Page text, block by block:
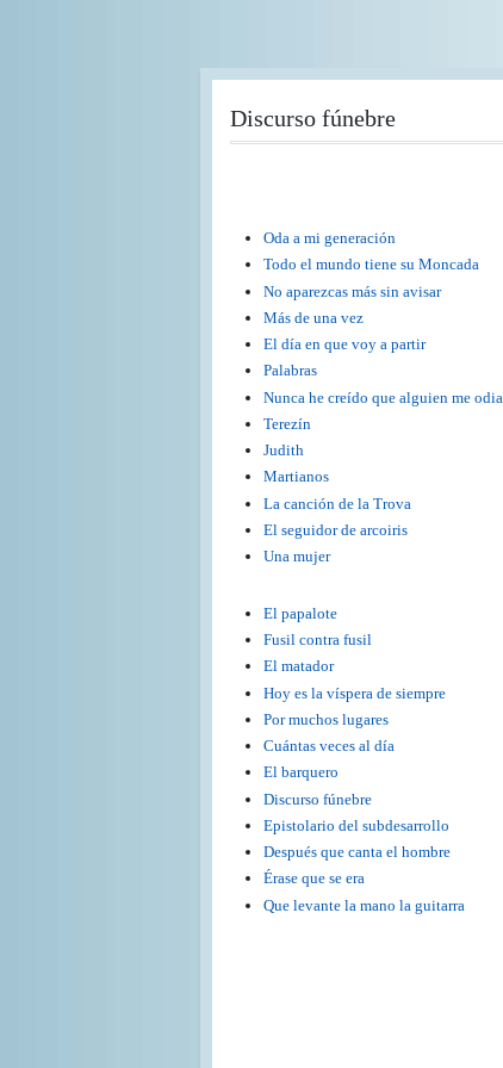
Discurso fúnebre
Oda a mi generación
Todo el mundo tiene su Moncada
No aparezcas más sin avisar
Más de una vez
El día en que voy a partir
Palabras
Nunca he creído que alguien me odia
Terezín
Judith
Martianos
La canción de la Trova
El seguidor de arcoiris
Una mujer
El papalote
Fusil contra fusil
El matador
Hoy es la víspera de siempre
Por muchos lugares
Cuántas veces al día
El barquero
Discurso fúnebre
Epistolario del subdesarrollo
Después que canta el hombre
Érase que se era
Que levante la mano la guitarra